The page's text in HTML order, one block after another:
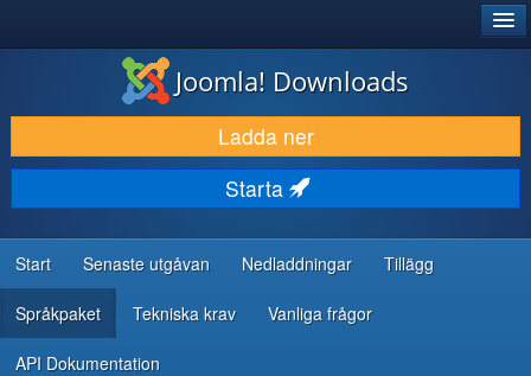
LADDA NER & UTÖKA
UPPTÄCK & LÄR
GEMENSKAP & SUPPORT
RESURSER FÖR UTVECKLARE
Joomla! Downloads
Ladda ner
Starta
Start Senaste utgåvan Nedladdningar Tillägg
Språkpaket Tekniska krav Vanliga frågor
API Dokumentation